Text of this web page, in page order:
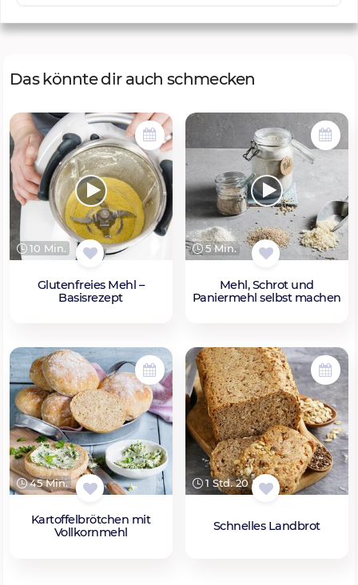
Das könnte dir auch schmecken
10 Min.
Glutenfreies Mehl –
Basisrezept
5 Min.
Mehl, Schrot und
Paniermehl selbst machen
45 Min.
Kartoffelbrötchen mit
Vollkornmehl
1 Std. 20 Min.
Schnelles Landbrot